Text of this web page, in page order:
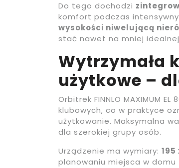
Do tego dochodzi
komfort podczas
wysokości niwelującą
stać nawet na mniej
Wytrzymała
użytkowe –
Orbitrek FINNLO MAXIMUM
klubowych, co w praktyce
użytkowanie. Maksymalna
dla szerokiej grupy osób.
Urządzenie ma wymiary: 195
planowaniu miejsca w